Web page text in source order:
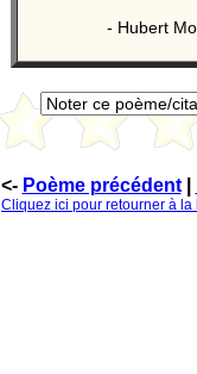
- Hubert
<- Poème précédent|
Cliquez ici pour retourner à